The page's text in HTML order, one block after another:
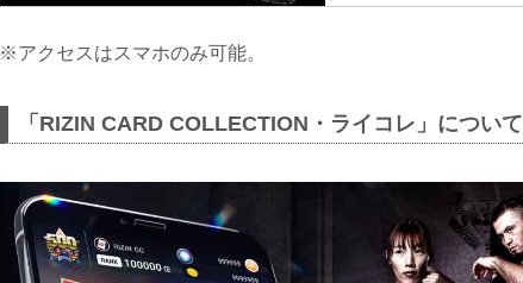
※アクセスはスマホのみ可能。
「RIZIN CARD COLLECTION・ライコレ」について